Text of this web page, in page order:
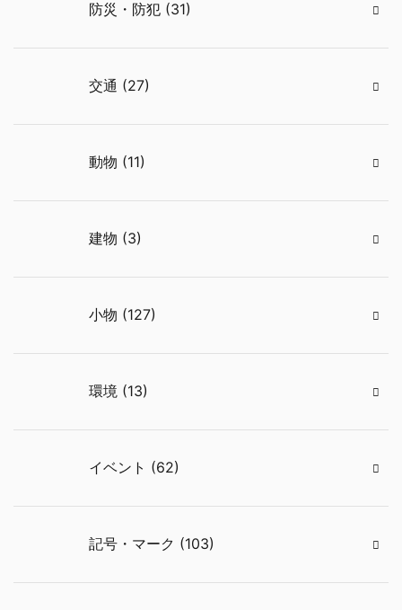
防災・防犯 (31)
交通 (27)
動物 (11)
建物 (3)
小物 (127)
環境 (13)
イベント (62)
記号・マーク (103)